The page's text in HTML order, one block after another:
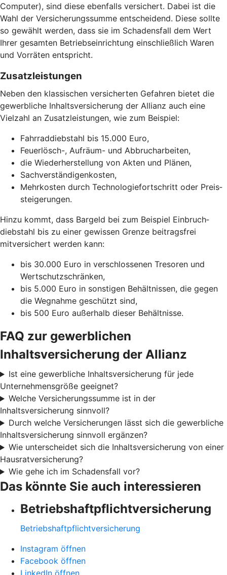
Computer), sind diese ebenfalls versichert. Dabei ist die
Wahl der Versicherungs­summe entscheidend. Diese sollte
so gewählt werden, dass sie im Schadensfall dem Wert
Ihrer gesamten Betriebs­einrichtung einschließlich Waren
und Vorräten entspricht.
Zusatz­leistungen
Neben den klassischen versicherten Gefahren bietet die
gewerbliche Inhaltsversicherung der Allianz auch eine
Vielzahl an Zusatz­leistungen, wie zum Beispiel:
Fahrraddiebstahl bis 15.000 Euro,
Feuerlösch-, Aufräum- und Abbrucharbeiten,
die Wiederherstellung von Akten und Plänen,
Sachverständigenkosten,
Mehrkosten durch Technologie­fortschritt oder Preis­
steigerungen.
Hinzu kommt, dass Bargeld bei zum Beispiel Einbruch­
diebstahl bis zu einer gewissen Grenze beitragsfrei
mitversichert werden kann:
bis 30.000 Euro in verschlossenen Tresoren und
Wertschutzschränken,
bis 5.000 Euro in sonstigen Behältnissen, die gegen
die Wegnahme geschützt sind,
bis 500 Euro außerhalb dieser Behältnisse.
FAQ zur gewerblichen
Inhaltsversicherung der Allianz
Ist eine gewerbliche Inhaltsversicherung für jede
Unternehmensgröße geeignet?
Welche Versicherungssumme ist in der
Inhaltsversicherung sinnvoll?
Durch welche Versicherungen lässt sich die gewerbliche
Inhaltsversicherung sinnvoll ergänzen?
Wie unterscheidet sich die Inhaltsversicherung von einer
Hausratversicherung?
Wie gehe ich im Schadensfall vor?
Das könnte Sie auch interessieren
Betriebshaftpflichtversicherung
Betriebshaftpflichtversicherung
Instagram öffnen
Facebook öffnen